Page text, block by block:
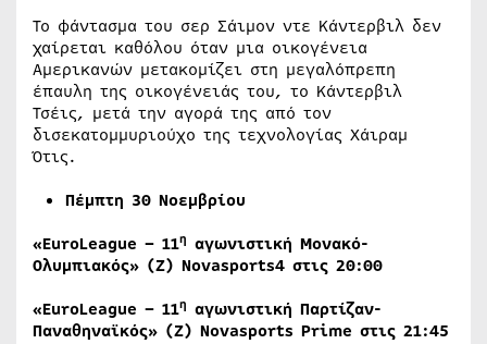
Το φάντασμα του σερ Σάιμον ντε Κάντερβιλ δεν
χαίρεται καθόλου όταν μια οικογένεια
Αμερικανών μετακομίζει στη μεγαλόπρεπη
έπαυλη της οικογένειάς του, το Κάντερβιλ
Τσέις, μετά την αγορά της από τον
δισεκατομμυριούχο της τεχνολογίας Χάιραμ
Ότις.
Πέμπτη 30 Νοεμβρίου
«EuroLeague – 11η αγωνιστική Μονακό-
Ολυμπιακός» (Ζ) Novasports4 στις 20:00
«EuroLeague – 11η αγωνιστική Παρτίζαν-
Παναθηναϊκός» (Ζ) Novasports Prime στις 21:45